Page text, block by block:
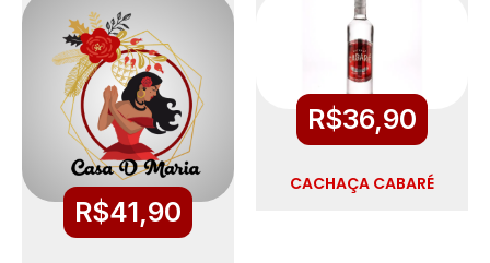
R$41,90
R$36,90
CACHAÇA CABARÉ